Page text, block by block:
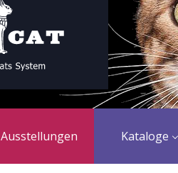
Ausstellungen Kataloge